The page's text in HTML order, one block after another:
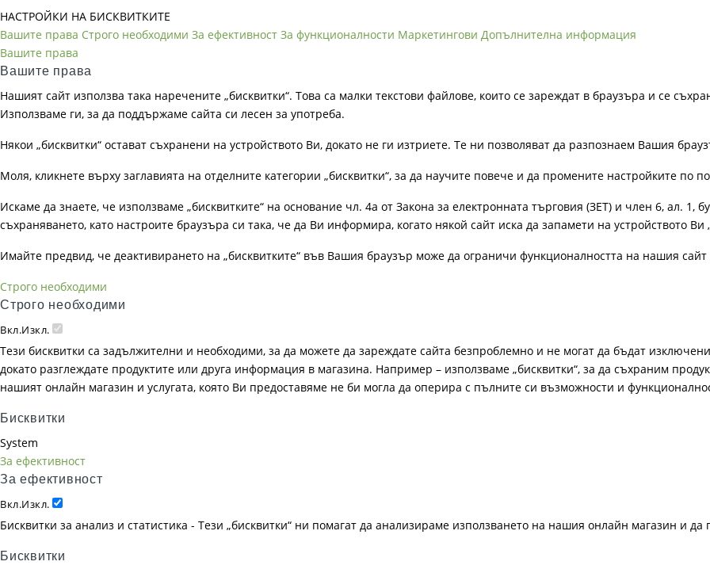
НАСТРОЙКИ НА БИСКВИТКИТЕ
Вашите права Строго необходими За ефективност За функционалности Маркетингови Допълнителна информация
Вашите права
Вашите права
Нашият сайт използва така наречените „бисквитки“. Това са малки текстови файлове, които се зареждат в браузъра и се
Използваме ги, за да поддържаме сайта си лесен за употреба.
Някои „бисквитки“ остават съхранени на устройството Ви, докато не ги изтриете. Те ни позволяват да разпознаем Вашия
Моля, кликнете върху заглавията на отделните категории „бисквитки“, за да научите повече и да промените настройките по
Искаме да знаете, че използваме „бисквитките“ на основание чл. 4а от Закона за електронната търговия (ЗЕТ) и член 6, ал. 1,
съхраняването, като настроите браузъра си така, че да Ви информира, когато някой сайт иска да запамети на устройството
Имайте предвид, че деактивирането на „бисквитките“ във Вашия браузър може да ограничи функционалността на нашия сайт
Строго необходими
Строго необходими
Вкл.Изкл.
Тези бисквитки са задължителни и необходими, за да можете да зареждате сайта безпроблемно и не могат да бъдат
докато разглеждате продуктите или друга информация в магазина. Например – използваме „бисквитки“, за да съхраним
нашият онлайн магазин и услугата, която Ви предоставяме не би могла да оперира с пълните си възможности и
Бисквитки
System
За ефективност
За ефективност
Вкл.Изкл.
Бисквитки за анализ и статистика - Тези „бисквитки“ ни помагат да анализираме използването на нашия онлайн магазин и
Бисквитки